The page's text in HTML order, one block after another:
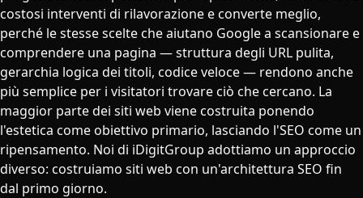
costosi interventi di rilavorazione e converte meglio,
perché le stesse scelte che aiutano Google a scansionare e
comprendere una pagina — struttura degli URL pulita,
gerarchia logica dei titoli, codice veloce — rendono anche
più semplice per i visitatori trovare ciò che cercano. La
maggior parte dei siti web viene costruita ponendo
l'estetica come obiettivo primario, lasciando l'SEO come un
ripensamento. Noi di iDigitGroup adottiamo un approccio
diverso: costruiamo siti web con un'architettura SEO fin
dal primo giorno.